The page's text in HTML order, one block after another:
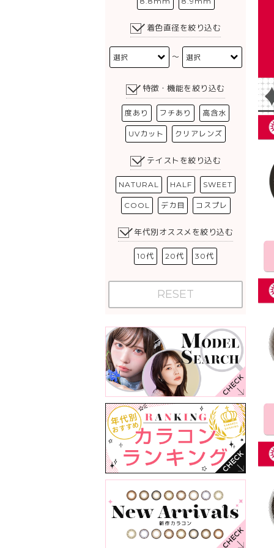
着色直径を絞り込む
〜
特徴・機能を絞り込む
度あり フチあり 高含水
UVカット クリアレンズ
テイストを絞り込む
NATURAL HALF SWEET
COOL デカ目 コスプレ
年代別オススメを絞り込む
10代 20代 30代
RESET